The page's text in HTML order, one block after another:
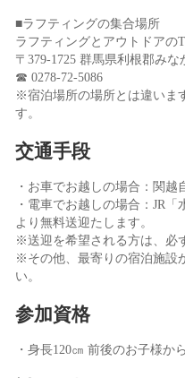
■ラフティングの集合場所
ラフティングとアウトドアの
〒379-1725 群馬県利根郡みな
☎ 0278-72-5086
※宿泊場所の場所とは違いま
す。
交通手段
・お車でお越しの場合：関越
・電車でお越しの場合：JR
より無料送迎たします。
※送迎を希望される方は、必
※その他、最寄りの宿泊施設
い。
参加資格
・身長120㎝ 前後のお子様か